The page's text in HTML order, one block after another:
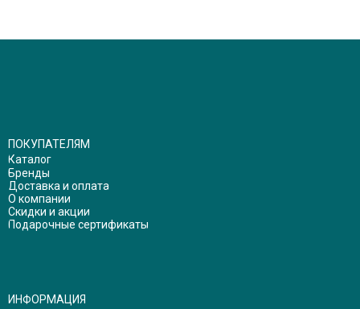
ПОКУПАТЕЛЯМ
Каталог
Бренды
Доставка и оплата
О компании
Скидки и акции
Подарочные сертификаты
ИНФОРМАЦИЯ